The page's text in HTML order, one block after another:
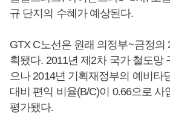
규 단지의 수혜가 예상된다.
GTX C노선은 원래 의정부~금정의
획됐다. 2011년 제2차 국가 철도망
으나 2014년 기획재정부의 예비타
대비 편익 비율(B/C)이 0.66으로 사
평가됐다.